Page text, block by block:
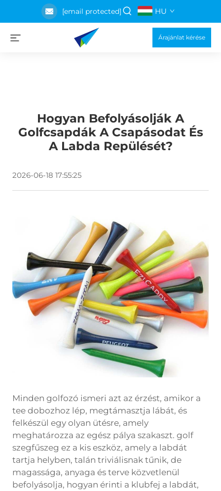
[email protected] HU
Árajánlat kérése
Hogyan Befolyásolják A
Golfcsapdák A Csapásodat És
A Labda Repülését?
2026-06-18 17:55:25
Minden golfozó ismeri azt az érzést, amikor a
tee dobozhoz lép, megtámasztja lábát, és
felkészül egy olyan ütésre, amely
meghatározza az egész pálya szakaszt. golf
szegfűszeg ez a kis eszköz, amely a labdát
tartja helyben, talán triviálisnak tűnik, de
magassága, anyaga és terve közvetlenül
befolyásolja, hogyan érinti a klubfej a labdát,